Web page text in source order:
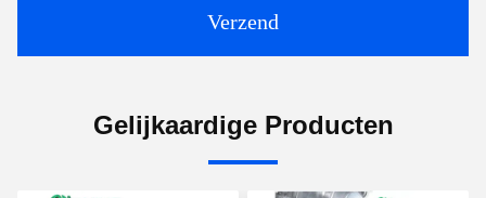
Verzend
Gelijkaardige Producten